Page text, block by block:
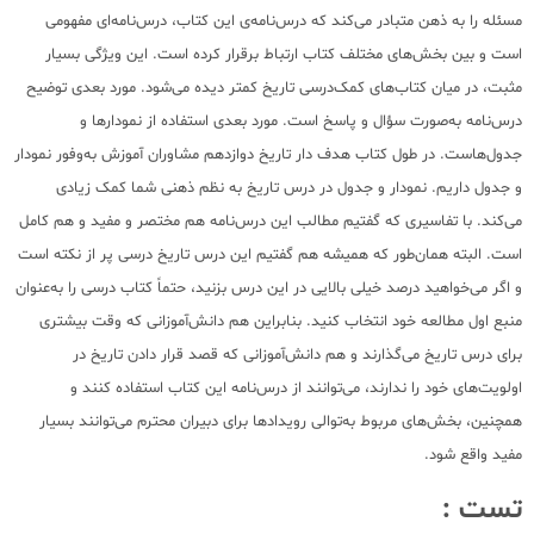
مسئله را به ذهن متبادر می‌کند که درس‌نامه‌ی این کتاب، درس‌نامه‌ای مفهومی
است و بین بخش‌های مختلف کتاب ارتباط برقرار کرده است. این ویژگی بسیار
مثبت، در میان کتاب‌های کمک‌درسی تاریخ کمتر دیده می‌شود. مورد بعدی توضیح
درس‌نامه به‌صورت سؤال و پاسخ است. مورد بعدی استفاده از نمودارها و
جدول‌هاست. در طول کتاب هدف دار تاریخ دوازدهم مشاوران آموزش به‌وفور نمودار
و جدول داریم. نمودار و جدول در درس تاریخ به نظم ذهنی شما کمک زیادی
می‌کند. با تفاسیری که گفتیم مطالب این درس‌نامه هم مختصر و مفید و هم کامل
است. البته همان‌طور که همیشه هم گفتیم این درس تاریخ درسی پر از نکته است
و اگر می‌خواهید درصد خیلی بالایی در این درس بزنید، حتماً کتاب درسی را به‌عنوان
منبع اول مطالعه خود انتخاب کنید. بنابراین هم دانش‌آموزانی که وقت بیشتری
برای درس تاریخ می‌گذارند و هم دانش‌آموزانی که قصد قرار دادن تاریخ در
اولویت‌های خود را ندارند، می‌توانند از درس‌نامه این کتاب استفاده کنند و
همچنین، بخش‌های مربوط به‌توالی رویدادها برای دبیران محترم می‌توانند بسیار
مفید واقع شود.
تست :